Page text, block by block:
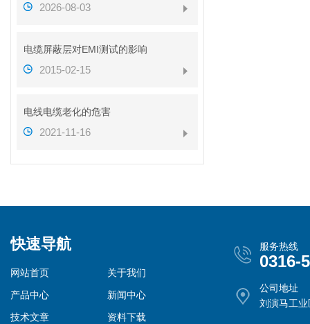
2026-08-03
电缆屏蔽层对EMI测试的影响
2015-02-15
电线电缆老化的危害
2021-11-16
快速导航
网站首页
关于我们
产品中心
新闻中心
技术文章
资料下载
服务热线
0316-
公司地址
刘演马工业